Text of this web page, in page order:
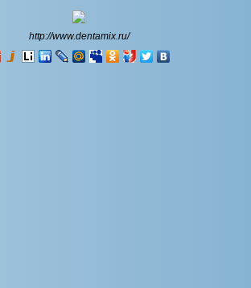
http://www.dentamix.ru/